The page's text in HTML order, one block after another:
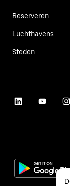
Reserveren
Luchthavens
Steden